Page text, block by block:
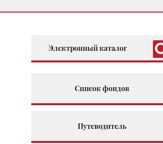
Электронный каталог
Список фондов
Путеводитель